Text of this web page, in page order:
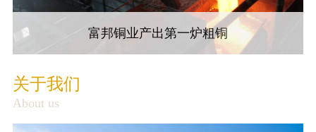
富邦铜业产出第一炉粗铜
关于我们
About us